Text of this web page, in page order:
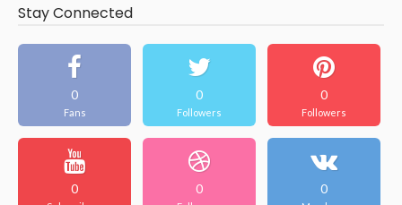
Stay Connected
0
Fans
0
Followers
0
Followers
0 0 0